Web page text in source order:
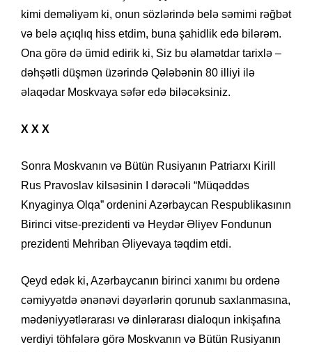
kimi deməliyəm ki, onun sözlərində belə səmimi rəğbət
və belə açıqlıq hiss etdim, buna şahidlik edə bilərəm.
Ona görə də ümid edirik ki, Siz bu əlamətdar tarixlə –
dəhşətli düşmən üzərində Qələbənin 80 illiyi ilə
əlaqədar Moskvaya səfər edə biləcəksiniz.
X X X
Sonra Moskvanın və Bütün Rusiyanın Patriarxı Kirill
Rus Pravoslav kilsəsinin I dərəcəli “Müqəddəs
Knyaginya Olqa” ordenini Azərbaycan Respublikasının
Birinci vitse-prezidenti və Heydər Əliyev Fondunun
prezidenti Mehriban Əliyevaya təqdim etdi.
Qeyd edək ki, Azərbaycanın birinci xanımı bu ordenə
cəmiyyətdə ənənəvi dəyərlərin qorunub saxlanmasına,
mədəniyyətlərarası və dinlərarası dialoqun inkişafına
verdiyi töhfələrə görə Moskvanın və Bütün Rusiyanın